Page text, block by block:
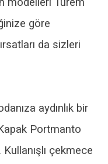
göre
da sizleri
aydınlık bir
Portmanto
çekmece